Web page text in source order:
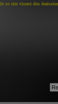
ce site visent des